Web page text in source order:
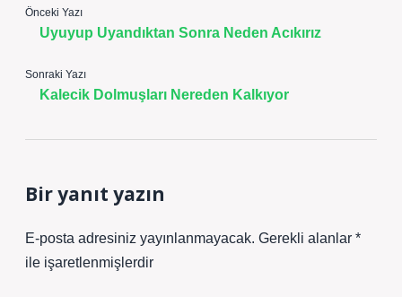
Önceki Yazı
Uyuyup Uyandıktan Sonra Neden Acıkırız
Sonraki Yazı
Kalecik Dolmuşları Nereden Kalkıyor
Bir yanıt yazın
E-posta adresiniz yayınlanmayacak. Gerekli alanlar *
ile işaretlenmişlerdir